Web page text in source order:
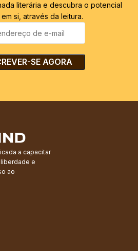
literária e descubra o potencial
si, através da leitura.
a capacitar
e
ao